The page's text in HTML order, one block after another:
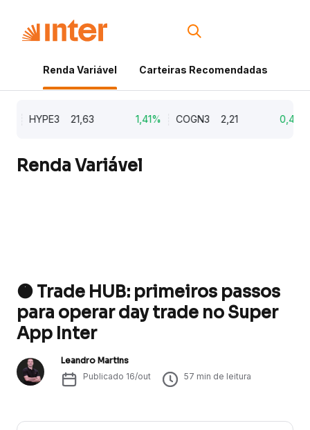
Renda Variável Carteiras Recomendadas
HYPE3 21,63 1,41% COGN3 2,21 0,45%
Renda Variável
🟠 Trade HUB: primeiros passos
para operar day trade no Super
App Inter
Leandro Martins
Publicado 16/out 57 min de leitura